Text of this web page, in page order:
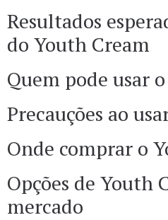
Resultados
do Youth Cream
Quem pode usar
Precauções ao
Onde comprar o
Opções de Youth
mercado